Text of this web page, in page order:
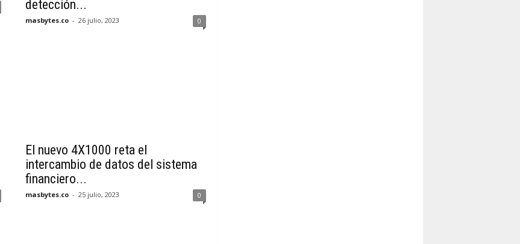
detección...
masbytes.co - 26 julio, 2023 0
El nuevo 4X1000 reta el
intercambio de datos del sistema
financiero...
masbytes.co - 25 julio, 2023 0